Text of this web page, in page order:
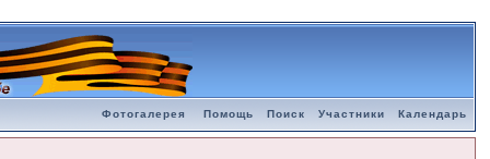
Фотогалерея Помощь Поиск Участники Календарь